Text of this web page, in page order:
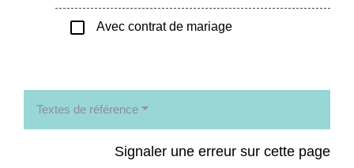
check_box_outline_blank Avec contrat de mariage
Textes de référence
Signaler une erreur sur cette page